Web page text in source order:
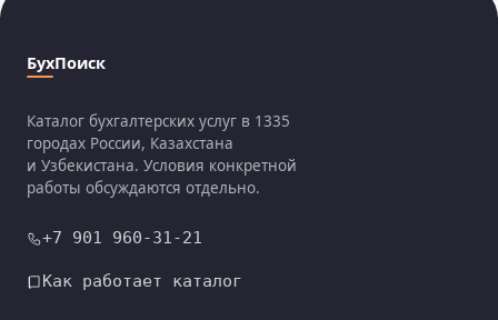
БухПоиск
Каталог бухгалтерских услуг в 1335
городах России, Казахстана
и Узбекистана. Условия конкретной
работы обсуждаются отдельно.
+7 901 960-31-21
Как работает каталог